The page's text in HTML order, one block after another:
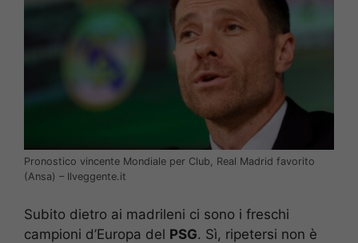
Pronostico vincente Mondiale per Club, Real Madrid favorito
(Ansa) – Ilveggente.it
Subito dietro ai madrileni ci sono i freschi
campioni d’Europa del PSG. Sì, ripetersi non è